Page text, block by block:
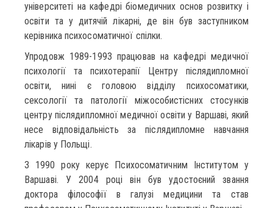
університеті на кафедрі біомедичних основ розвитку і
освіти та у дитячій лікарні, де він був заступником
керівника психосоматичної спілки.
Упродовж 1989-1993 працював на кафедрі медичної
психології та психотерапії Центру післядипломної
освіти, нині є головою відділу психосоматики,
сексології та патології міжособистісних стосунків
центру післядипломної медичної освіти у Варшаві, який
несе відповідальність за післядипломне навчання
лікарів у Польщі.
З 1990 року керує Психосоматичним Інститутом у
Варшаві. У 2004 році він був удостоєний звання
доктора філософії в галузі медицини та став